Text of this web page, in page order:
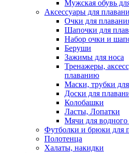
Мужская обувь
Аксессуары для
Очки для
Шапочки для
Набор очки и
Беруши
Зажимы для носа
Тренажеры,
плаванию
Маски, трубки
Доски для
Колобашки
Ласты, Лопатки
Мячи для водного
Футболки и брюки для
Полотенца
Халаты, накидки